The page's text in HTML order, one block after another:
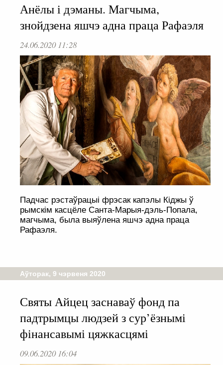
Анёлы і дэманы. Магчыма,
знойдзена яшчэ адна праца Рафаэля
24.06.2020 11:28
Падчас рэстаўрацыі фрэсак капэлы Кіджы ў
рымскім касцёле Санта-Марыя-дэль-Попала,
магчыма, была выяўлена яшчэ адна праца
Рафаэля.
Аўторак, 9 чэрвеня 2020
Святы Айцец заснаваў фонд па
падтрымцы людзей з сур’ёзнымі
фінансавымі цяжкасцямі
09.06.2020 16:04